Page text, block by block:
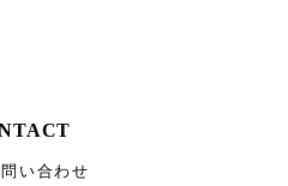
い合わせ